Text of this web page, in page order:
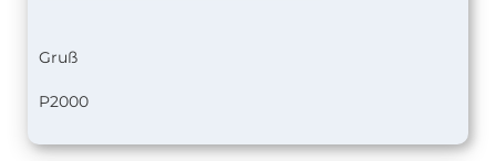
Gruß
P2000